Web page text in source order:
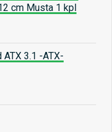
cm Musta 1 kpl
3.1 -ATX-